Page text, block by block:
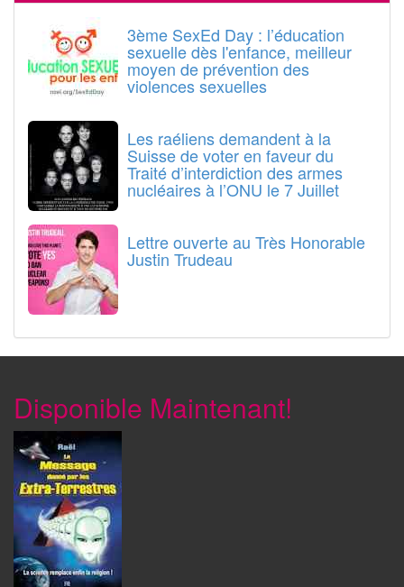
3ème SexEd Day : l’éducation
sexuelle dès l'enfance, meilleur
moyen de prévention des
violences sexuelles
Les raéliens demandent à la
Suisse de voter en faveur du
Traité d’interdiction des armes
nucléaires à l’ONU le 7 Juillet
Lettre ouverte au Très Honorable
Justin Trudeau
Disponible Maintenant!